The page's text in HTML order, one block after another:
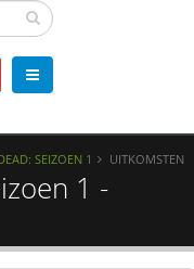
SEIZOEN 1 UITKOMSTEN
1 -